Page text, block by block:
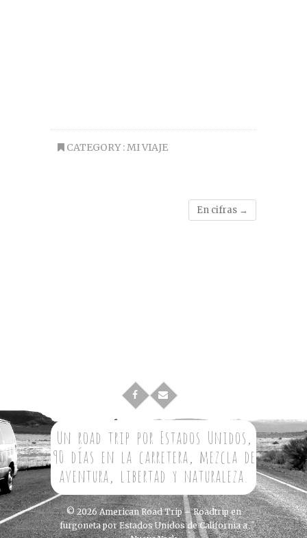
CATEGORY :MI VIAJE
En cifras →
Un road trip por Estados Unidos,
90 días en la carretera, mezcla de
aventura, libertad y naturaleza.
© 2026American Road Trip – Roadtrip en
furgoneta por Estados Unidos de California a